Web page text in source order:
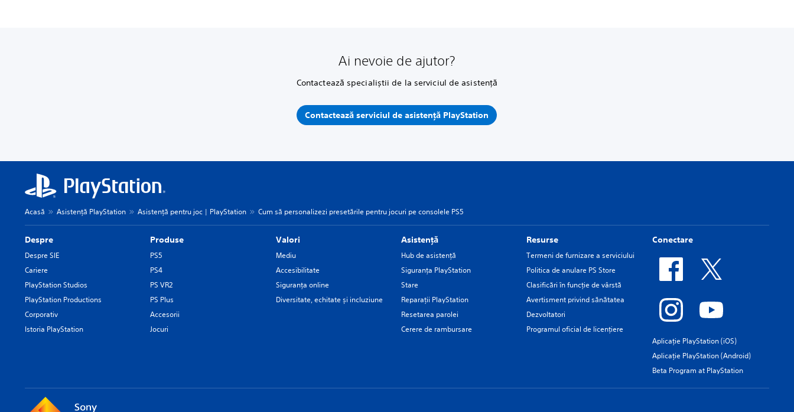
Ai nevoie de ajutor?
Contactează specialiștii de la serviciul de asistență
Contactează serviciul de asistență PlayStation
Acasă Asistență PlayStation Asistență pentru joc | PlayStation Cum să personalizezi presetările pentru jocuri pe consolele PS5
Despre
Despre SIE
Cariere
PlayStation Studios
PlayStation Productions
Corporativ
Istoria PlayStation
Produse
PS5
PS4
PS VR2
PS Plus
Accesorii
Jocuri
Valori
Mediu
Accesibilitate
Siguranța online
Diversitate, echitate și incluziune
Asistență
Hub de asistență
Siguranţa PlayStation
Stare
Reparații PlayStation
Resetarea parolei
Cerere de rambursare
Resurse
Termeni de furnizare a serviciului
Politica de anulare PS Store
Clasificări în funcţie de vârstă
Avertisment privind sănătatea
Dezvoltatori
Programul oficial de licențiere
Conectare
Aplicație PlayStation (iOS)
Aplicație PlayStation (Android)
Beta Program at PlayStation